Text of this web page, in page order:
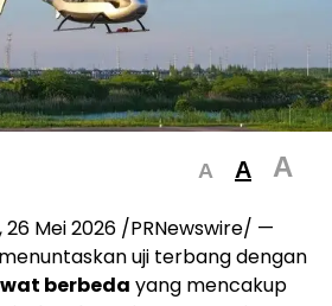
A A A
26 Mei 2026 /PRNewswire/ —
uji terbang dengan
berbeda yang mencakup